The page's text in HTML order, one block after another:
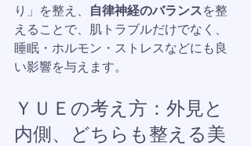
り」を整え、
自律神経のバランスを整
えることで、肌トラブルだけでなく、
睡眠・ホルモン・ストレスなどにも良
い影響を与えます。
ＹＵＥの考え方：外見と
内側、どちらも整える美